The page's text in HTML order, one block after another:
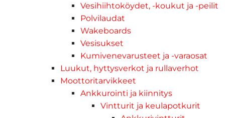
Vesihiihtoköydet, -koukut ja -peilit
Polvilaudat
Wakeboards
Vesisukset
Kumivenevarusteet ja -varaosat
Luukut, hyttysverkot ja rullaverhot
Moottoritarvikkeet
Ankkurointi ja kiinnitys
Vintturit ja keulapotkurit